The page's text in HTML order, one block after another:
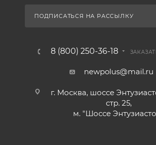
ПОДПИСАТЬСЯ НА РАССЫЛКУ
8 (800) 250-36-18
newpolus@mail.ru
г. Москва, шоссе
стр. 25,
м. "Шоссе